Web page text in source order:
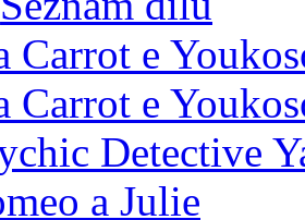
Carrot e
Carrot e
Detective
a Julie